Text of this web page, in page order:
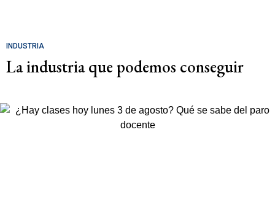
INDUSTRIA
La industria que podemos conseguir